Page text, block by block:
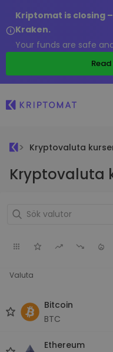
Kriptomat is closing
Kraken.
Your funds are safe
Kryptovaluta
Kryptovaluta
Valuta
Bitcoin
BTC
Ethereum